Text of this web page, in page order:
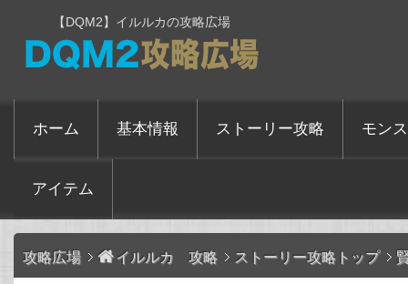
【DQM2】イルルカの攻略広場
ホーム 基本情報 ストーリー攻略 モン
アイテム
攻略広場 イルルカ 攻略 ストーリー攻略トップ